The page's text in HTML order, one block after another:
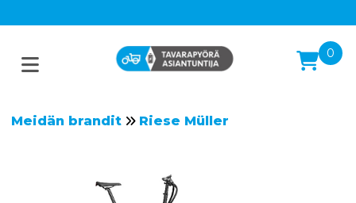
0
Meidän brandit Riese Müller